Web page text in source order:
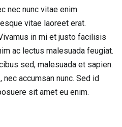
nec nunc vitae enim
vitae laoreet erat.
in mi et justo facilisis
ac lectus malesuada feugiat.
sed, malesuada et sapien.
accumsan nunc. Sed id
sit amet eu enim.